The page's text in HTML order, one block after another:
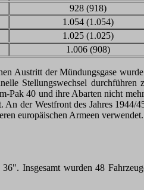
928 (918)
1.054 (1.054)
1.025 (1.025)
1.006 (908)
Austritt der Mündungsgase
Stellungswechsel durchführen
Pak 40 und ihre Abarten nicht
der Westfront des Jahres
europäischen Armeen verwendet.
Insgesamt wurden 48